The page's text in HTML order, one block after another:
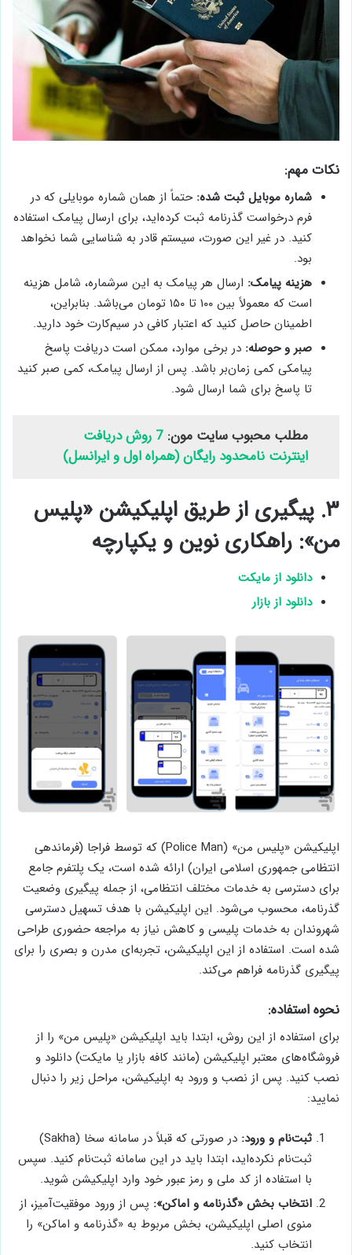
نکات مهم:
شماره موبایل ثبت شده: حتماً از همان شماره موبایلی که در
فرم درخواست گذرنامه ثبت کرده‌اید، برای ارسال پیامک استفاده
کنید. در غیر این صورت، سیستم قادر به شناسایی شما نخواهد
بود.
هزینه پیامک: ارسال هر پیامک به این سرشماره، شامل هزینه
است که معمولاً بین ۱۰۰ تا ۱۵۰ تومان می‌باشد. بنابراین،
اطمینان حاصل کنید که اعتبار کافی در سیم‌کارت خود دارید.
صبر و حوصله: در برخی موارد، ممکن است دریافت پاسخ
پیامکی کمی زمان‌بر باشد. پس از ارسال پیامک، کمی صبر کنید
تا پاسخ برای شما ارسال شود.
مطلب محبوب سایت مون:
7 روش دریافت
اینترنت نامحدود رایگان (همراه اول و ایرانسل)
۳. پیگیری از طریق اپلیکیشن «پلیس
من»: راهکاری نوین و یکپارچه
دانلود از مایکت
دانلود از بازار
اپلیکیشن «پلیس من» (Police Man) که توسط فراجا (فرماندهی
انتظامی جمهوری اسلامی ایران) ارائه شده است، یک پلتفرم جامع
برای دسترسی به خدمات مختلف انتظامی، از جمله پیگیری وضعیت
گذرنامه، محسوب می‌شود. این اپلیکیشن با هدف تسهیل دسترسی
شهروندان به خدمات پلیسی و کاهش نیاز به مراجعه حضوری طراحی
شده است. استفاده از این اپلیکیشن، تجربه‌ای مدرن و بصری را برای
پیگیری گذرنامه فراهم می‌کند.
نحوه استفاده:
برای استفاده از این روش، ابتدا باید اپلیکیشن «پلیس من» را از
فروشگاه‌های معتبر اپلیکیشن (مانند کافه بازار یا مایکت) دانلود و
نصب کنید. پس از نصب و ورود به اپلیکیشن، مراحل زیر را دنبال
نمایید:
ثبت‌نام و ورود:
در صورتی که قبلاً در سامانه سخا (Sakha)
ثبت‌نام نکرده‌اید، ابتدا باید در این سامانه ثبت‌نام کنید. سپس
با استفاده از کد ملی و رمز عبور خود وارد اپلیکیشن شوید.
انتخاب بخش «گذرنامه و اماکن»: پس از ورود موفقیت‌آمیز، از
منوی اصلی اپلیکیشن، بخش مربوط به «گذرنامه و اماکن» را
انتخاب کنید.